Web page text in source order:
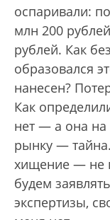
оспаривали:
млн 200
рублей. Как
образовался
нанесен?
Как
нет — а она
рынку —
хищение — не
будем
экспертизы,